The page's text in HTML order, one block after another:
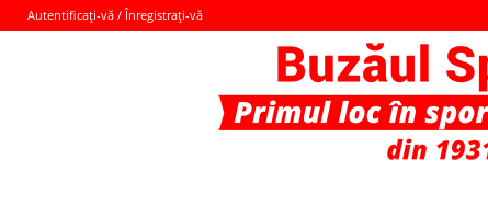
Autentificați-vă / Înregistrați-vă